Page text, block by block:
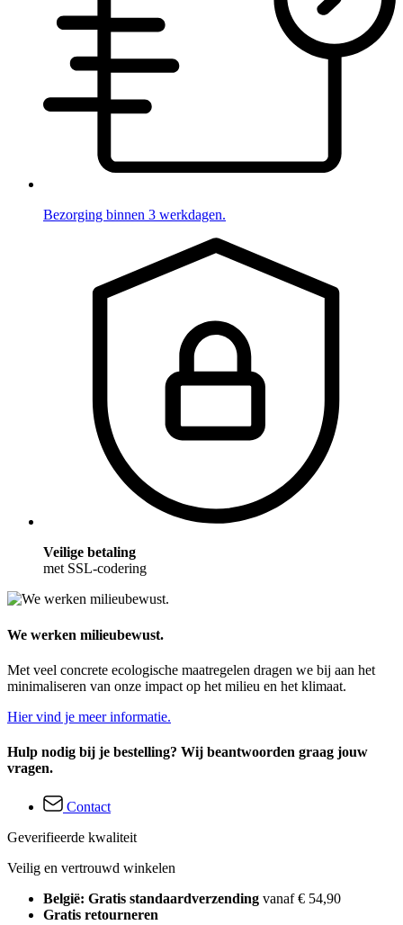
Bezorging binnen 3 werkdagen.
Veilige betaling
met SSL-codering
We werken milieubewust.
Met veel concrete ecologische maatregelen dragen we bij aan het
minimaliseren van onze impact op het milieu en het klimaat.
Hier vind je meer informatie.
Hulp nodig bij je bestelling? Wij beantwoorden graag jouw
vragen.
Contact
Geverifieerde kwaliteit
Veilig en vertrouwd winkelen
België: Gratis standaardverzending vanaf € 54,90
Gratis retourneren